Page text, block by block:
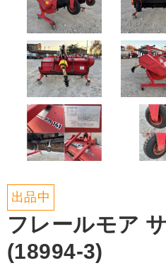
出品中
フレールモア
(18994-3)